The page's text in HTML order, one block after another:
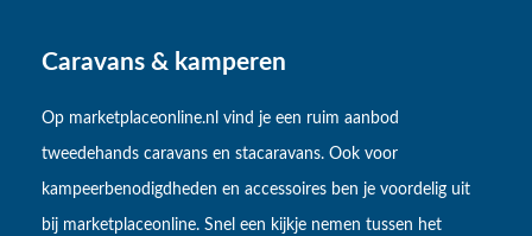
Caravans & kamperen
Op marketplaceonline.nl vind je een ruim aanbod
tweedehands caravans en stacaravans. Ook voor
kampeerbenodigdheden en accessoires ben je voordelig uit
bij marketplaceonline. Snel een kijkje nemen tussen het